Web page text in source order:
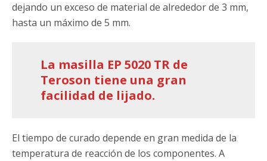
dejando un exceso de material de alrededor de 3 mm,
hasta un máximo de 5 mm.
La masilla EP 5020 TR de
Teroson tiene una gran
facilidad de lijado.
El tiempo de curado depende en gran medida de la
temperatura de reacción de los componentes. A